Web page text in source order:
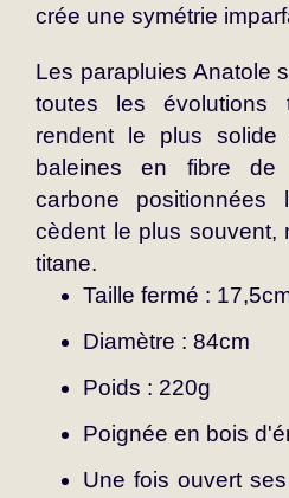
crée une symétrie
Les parapluies Anatole
toutes les évolutions
rendent le plus
baleines en fibre de
carbone
cèdent le plus souvent,
titane.
Taille fermé :
Diamètre : 84cm
Poids : 220g
Poignée en bois
Une fois ouvert